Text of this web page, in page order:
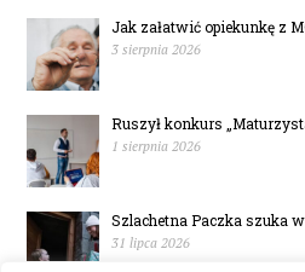
Jak załatwić opiekunkę z
3 sierpnia 2026
Ruszył konkurs
1 sierpnia 2026
Szlachetna Paczka szuka
31 lipca 2026